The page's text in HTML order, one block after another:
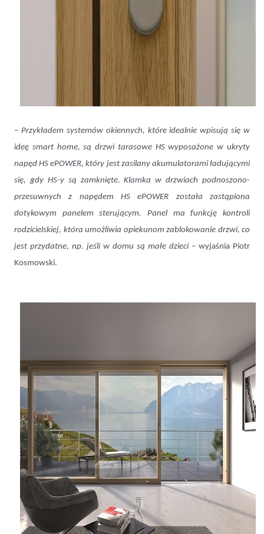
– Przykładem systemów okiennych, które idealnie wpisują się w
ideę smart home, są drzwi tarasowe HS wyposażone w ukryty
napęd HS ePOWER, który jest zasilany akumulatorami ładującymi
się, gdy HS-y są zamknięte. Klamka w drzwiach podnoszono-
przesuwnych z napędem HS ePOWER została zastąpiona
dotykowym panelem sterującym. Panel ma funkcję kontroli
rodzicielskiej, która umożliwia opiekunom zablokowanie drzwi, co
jest przydatne, np. jeśli w domu są małe dzieci – wyjaśnia Piotr
Kosmowski.